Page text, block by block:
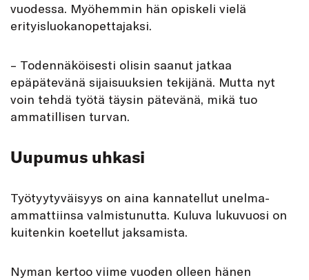
vuodessa. Myöhemmin hän opiskeli vielä
erityisluokanopettajaksi.
– Todennäköisesti olisin saanut jatkaa
epäpätevänä sijaisuuksien tekijänä. Mutta nyt
voin tehdä työtä täysin pätevänä, mikä tuo
ammatillisen turvan.
Uupumus uhkasi
Työtyytyväisyys on aina kannatellut unelma-
ammattiinsa valmistunutta. Kuluva lukuvuosi on
kuitenkin koetellut jaksamista.
Nyman kertoo viime vuoden olleen hänen